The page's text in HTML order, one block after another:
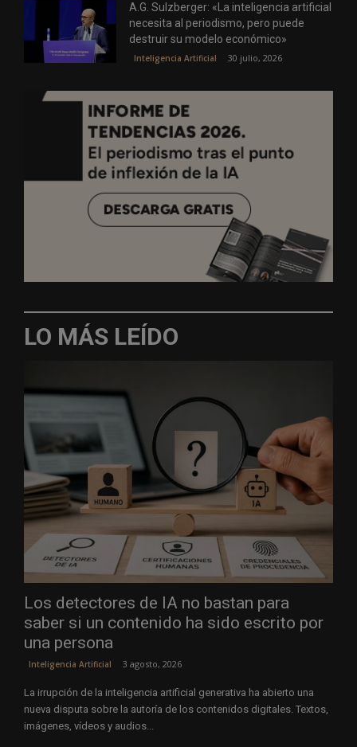
A.G. Sulzberger: «La inteligencia artificial
necesita al periodismo, pero puede
destruir su modelo económico»
Inteligencia Artificial 30 julio, 2026
LO MÁS LEÍDO
Los detectores de IA no bastan para
saber si un contenido ha sido escrito por
una persona
Inteligencia Artificial 3 agosto, 2026
La irrupción de la inteligencia artificial generativa ha abierto una
nueva disputa sobre la autoría de los contenidos digitales. Textos,
imágenes, vídeos y audios...